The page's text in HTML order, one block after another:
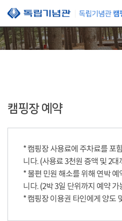
본문 바로가기
캠핑장 예약
* 캠핑장 사용료에 주차료를 포
니다. (사용료 3천원 증액 및 2
* 불편 민원 해소를 위해 연박
니다. (2박 3일 단위까지 예약 가
* 캠핑장 이용권 타인에게 양도